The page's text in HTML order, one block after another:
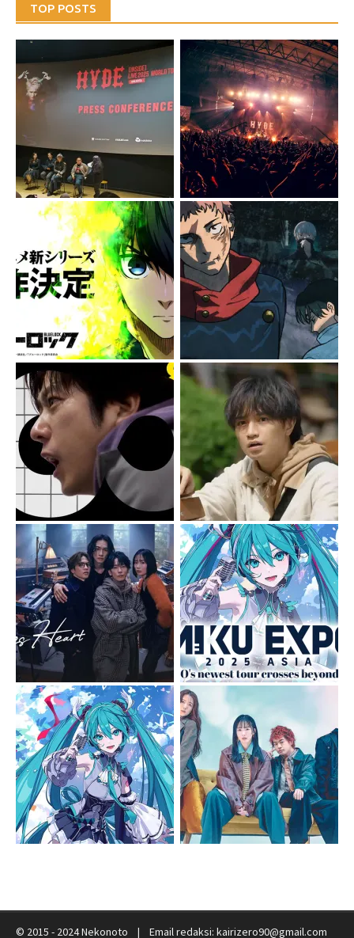
TOP POSTS
© 2015 - 2024 Nekonoto | Email redaksi: kairizero90@gmail.com